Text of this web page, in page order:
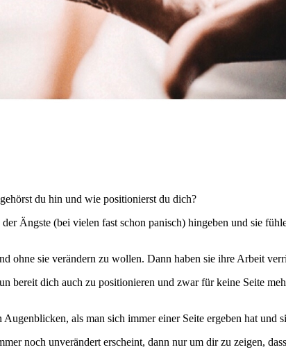
du hin und wie positionierst du dich?
Ängste (bei vielen fast schon panisch) hingeben und sie
ohne sie verändern zu wollen. Dann haben sie ihre Arbeit
bereit dich auch zu positionieren und zwar für keine Seite
als man sich immer einer Seite ergeben hat und
noch unverändert erscheint, dann nur um dir zu zeigen,